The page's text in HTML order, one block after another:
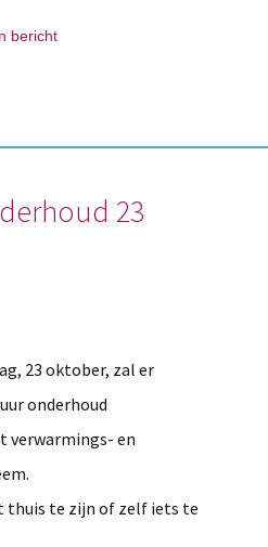
bericht
23
23 oktober, zal er
onderhoud
verwarmings- en
thuis te zijn of zelf iets te